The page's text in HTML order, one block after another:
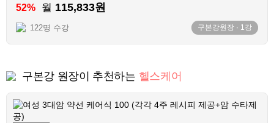
52%
월 115,833원
122명 수강 구본강원장 · 1강
구본강 원장이 추천하는 헬스케어